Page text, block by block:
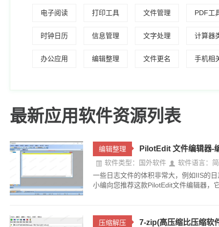
电子阅读 打印工具 文件管理 PDF工
时钟日历 信息管理 文字处理 计算器
办公应用 编辑整理 文件更名 手机相
最新应用软件资源列表
编辑整理 PilotEdit 文件编辑器-
软件类型：国外软件
软件语言：
一些日志文件的体积非常大，例如IIS的
小编向您推荐这款PilotEdit文件编辑器，
压缩解压 7-zip(高压缩比压缩软